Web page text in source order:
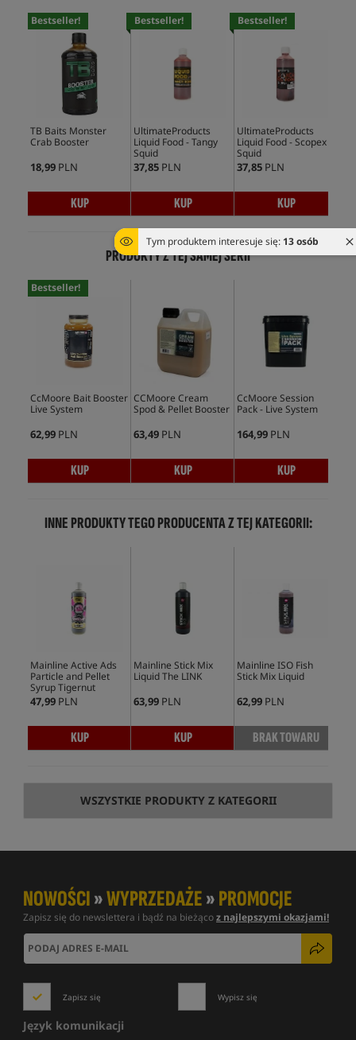
Tym produktem interesuje się:13 osób
Bestseller!
TB Baits Monster
Crab Booster
18,99 PLN
KUP
Bestseller!
UltimateProducts
Liquid Food - Tangy
Squid
37,85 PLN
KUP
Bestseller!
UltimateProducts
Liquid Food - Scopex
Squid
37,85 PLN
KUP
PRODUKTY Z TEJ SAMEJ SERII
Bestseller!
CcMoore Bait Booster
Live System
62,99 PLN
KUP
CCMoore Cream
Spod & Pellet Booster
63,49 PLN
KUP
CcMoore Session
Pack - Live System
164,99 PLN
KUP
INNE PRODUKTY TEGO PRODUCENTA Z TEJ KATEGORII:
Mainline Active Ads
Particle and Pellet
Syrup Tigernut
47,99 PLN
KUP
Mainline Stick Mix
Liquid The LINK
63,99 PLN
KUP
Mainline ISO Fish
Stick Mix Liquid
62,99 PLN
BRAK TOWARU
WSZYSTKIE PRODUKTY Z KATEGORII
NOWOŚCI»WYPRZEDAŻE»PROMOCJE
Zapisz się do newslettera i bądź na bieżącoz najlepszymi okazjami!
Zapisz się Wypisz się
Język komunikacji